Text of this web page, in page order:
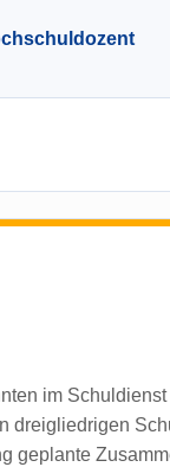
im
dreigliedrigen
geplante